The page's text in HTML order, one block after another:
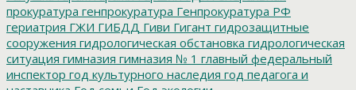
прокуратура генпрокуратура Генпрокуратура РФ
гериатрия ГЖИ ГИБДД Гиви Гигант гидрозащитные
сооружения гидрологическая обстановка гидрологическая
ситуация гимназия гимназия № 1 главный федеральный
инспектор год культурного наследия год педагога и